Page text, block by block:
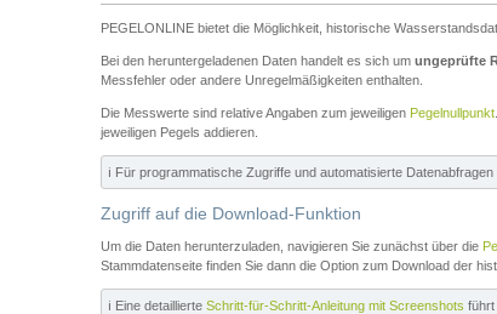
PEGELONLINE bietet die Möglichkeit, historische
Bei den heruntergeladenen Daten handelt es sich um ungeprüfte
Messfehler oder andere Unregelmäßigkeiten enthalten.
Die Messwerte sind relative Angaben zum jeweiligen Pegelnullpunkt
jeweiligen Pegels addieren.
ℹ️ Für programmatische Zugriffe und automatisierte
Zugriff auf die Download-Funktion
Um die Daten herunterzuladen, navigieren Sie zunächst über die
Stammdatenseite finden Sie dann die Option zum Download der
ℹ️ Eine detaillierte Schritt-für-Schritt-Anleitung mit Screenshots führt